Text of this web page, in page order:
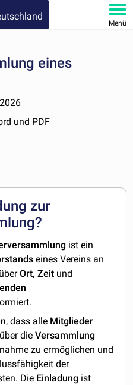
Menü
eines
und PDF
zur
ist ein
eines Vereins an
Ort, Zeit und
, dass alle Mitglieder
dieVersammlung
zu ermöglichen und
der
Die Einladung ist